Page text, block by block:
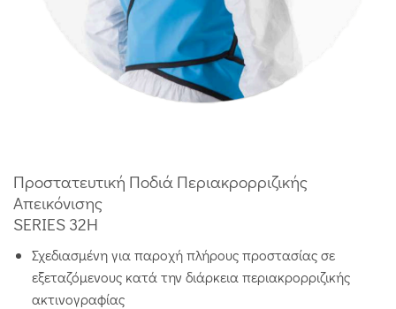
Προστατευτική Ποδιά Περιακρορριζικής
Απεικόνισης
SERIES 32H
Σχεδιασμένη για παροχή πλήρους προστασίας σε
εξεταζόμενους κατά την διάρκεια περιακρορριζικής
ακτινογραφίας